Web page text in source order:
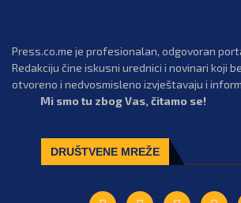
Press.co.me je profesionalan, odgovoran
Redakciju čine iskusni urednici i novinari koji
otvoreno i nedvosmisleno izvještavaju i
Mi smo tu zbog Vas, čitamo se!
DRUŠTVENE MREŽE